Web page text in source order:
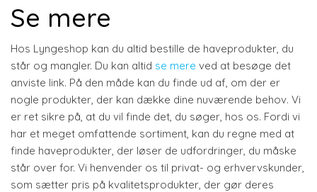
Se mere
Hos Lyngeshop kan du altid bestille de haveprodukter, du
står og mangler. Du kan altid se mere ved at besøge det
anviste link. På den måde kan du finde ud af, om der er
nogle produkter, der kan dække dine nuværende behov. Vi
er ret sikre på, at du vil finde det, du søger, hos os. Fordi vi
har et meget omfattende sortiment, kan du regne med at
finde haveprodukter, der løser de udfordringer, du måske
står over for. Vi henvender os til privat- og erhvervskunder,
som sætter pris på kvalitetsprodukter, der gør deres